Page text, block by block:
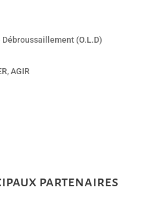
(O.L.D)
AGIR
partenaires